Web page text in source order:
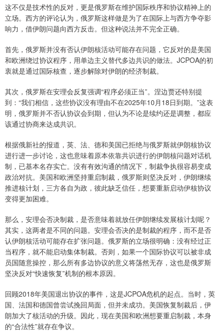
这不仅是技术性的反对，更是俄罗斯在维护国际秩序和协议精神上的
立场。西方的评论认为，俄罗斯这样做是为了在国际上与西方争夺影
响力，借伊朗问题向西方反击。但这种说法并不完全正确。
首先，俄罗斯并没有否认伊朗核活动可能存在问题，它反对的是美国
和欧洲绕过协议程序，用单边主义替代多边共识的做法。JCPOA的初
衷就是通过国际核查，逐步解除对伊朗的经济制裁。
其次，俄罗斯在安理会反复强调“程序必须正当”。涅边贾还特别提
到：“我们相信，这些协议没有理由不在2025年10月18日到期。”这表
明，俄罗斯并不否认协议会到期，但认为不论是续约还是调整，都应
该通过协商来达成共识。
根据俄新社的报道，英、法、德和美国已拒绝与俄罗斯就伊朗核协议
进行进一步讨论，这也意味着原本依靠共识进行的伊朗核问题对话机
制，已基本名存实亡。没有有效沟通的情况下，制裁争执很容易变成
政治对抗。美国和欧洲坚持重启制裁，俄罗斯则坚决反对，伊朗继续
推进核计划，三方各自为政，彼此缺乏信任，想要重新启动伊核协议
变得更加困难。
那么，安理会否决制裁，是否意味着就放任伊朗继续发展核计划呢？
其实，这两者是不同的问题。安理会否决的是制裁的程序，而不是否
认伊朗核活动可能存在扩张问题。俄罗斯的立场很明确：没有经过正
当程序，就不能启动集体制裁。否则，如果一个国际协议可以被非成
员国随意操控，那么所有多边协议的意义将荡然无存，这也是俄罗斯
坚决反对“快速恢复”机制的根本原因。
回顾2018年美国退出协议的事件，这是JCPOA危机的起点。当时，英
国、法国和德国曾尝试挽回局面，但并未成功。美国恢复制裁后，伊
朗加大了核活动的升级。因此，现在美国和欧洲想要重启制裁，本身
的“合法性”就存在争议。